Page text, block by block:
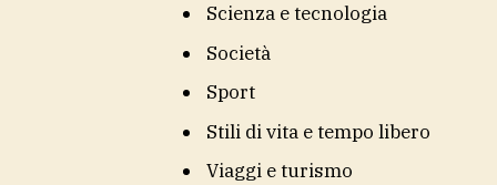
Scienza e tecnologia
Società
Sport
Stili di vita e tempo libero
Viaggi e turismo